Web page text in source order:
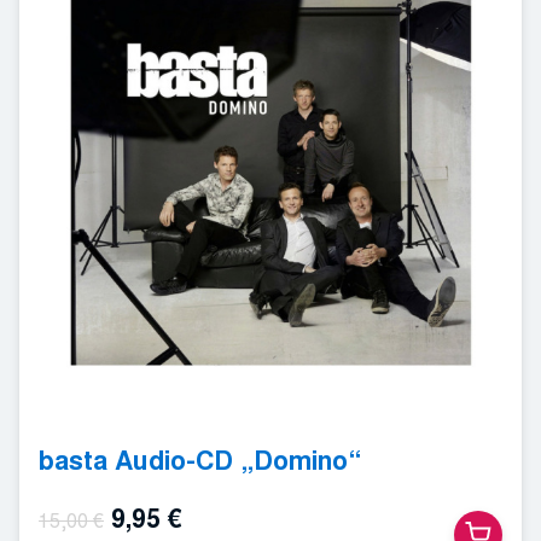
basta Audio-CD „Domino“
15,00€ Ursprünglicher
9,95 €Aktueller